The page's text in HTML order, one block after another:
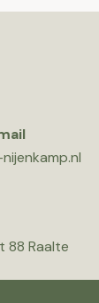
88 Raalte